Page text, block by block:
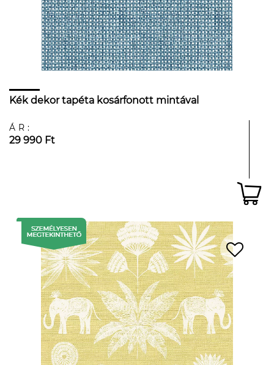
Kék dekor tapéta kosárfonott mintával
ÁR:
29 990 Ft